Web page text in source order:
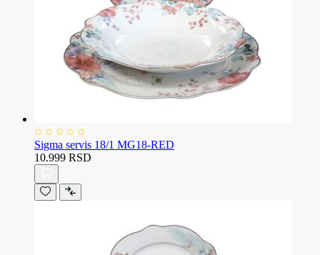
Sigma servis 18/1 MG18-RED
10.999 RSD